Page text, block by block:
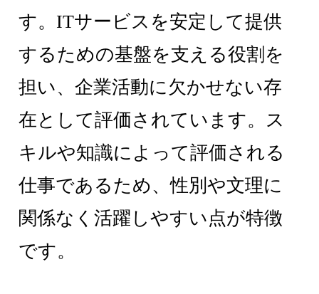
す。ITサービスを安定して提供
するための基盤を支える役割を
担い、企業活動に欠かせない存
在として評価されています。ス
キルや知識によって評価される
仕事であるため、性別や文理に
関係なく活躍しやすい点が特徴
です。